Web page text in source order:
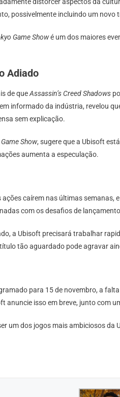
Assassin’s
Creed
Pode
possivelmente incluindo um novo
Game Showé um dos maiores
Adiado
de queAssassin’s Creed Shadows
informado da indústria, revelou
sem explicação.
Show, sugere que a Ubisoft
aumenta a especulação.
caírem nas últimas
com os desafios de
a Ubisoft precisará trabalhar
tão aguardado pode agravar
para 15 de novembro, a
anuncie isso em breve, junto com
um dos jogos mais ambiciosos